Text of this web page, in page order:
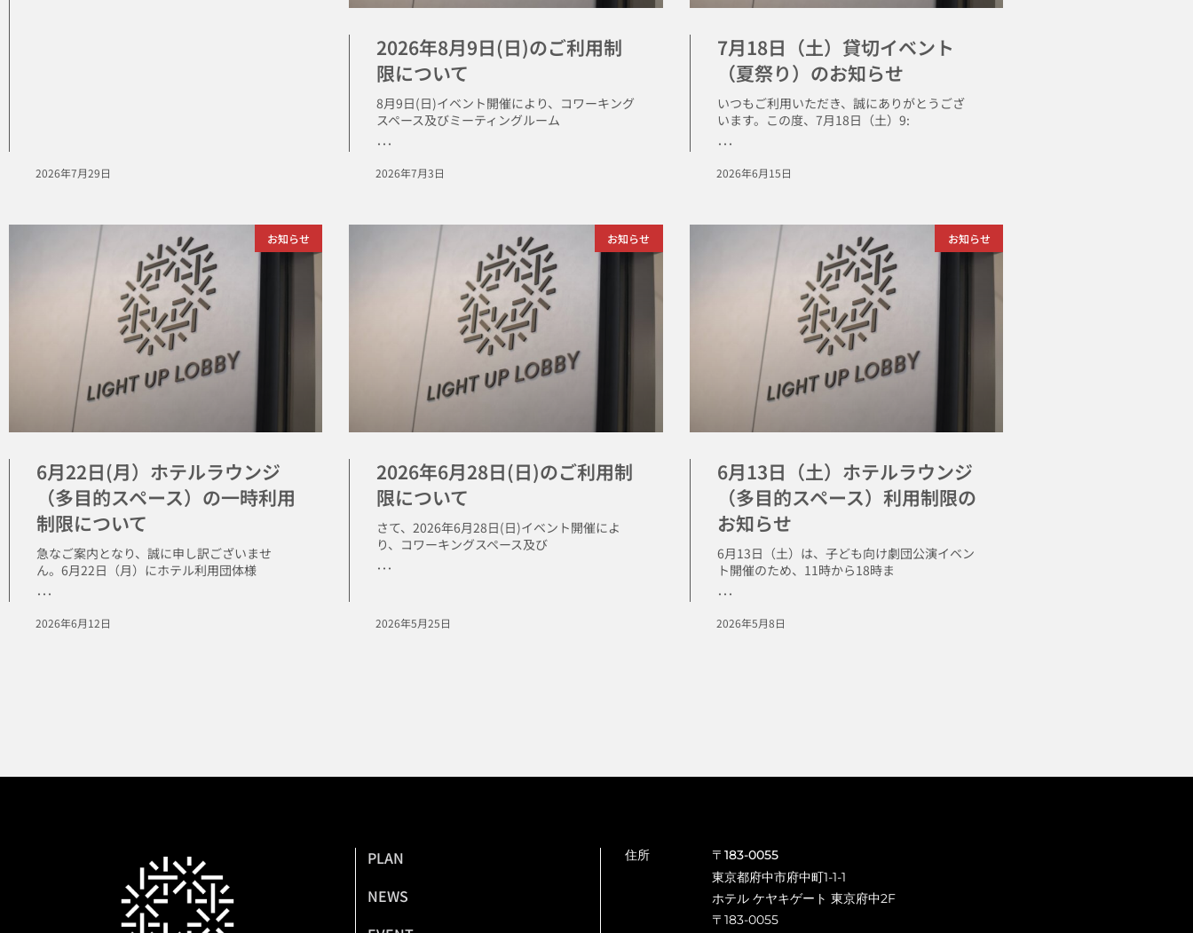
2026年7月29日
2026年8月9日(日)のご利用制
限について
8月9日(日)イベント開催により、コワーキング
スペース及びミーティングルーム
･･･
2026年7月3日
7月18日（土）貸切イベント
（夏祭り）のお知らせ
いつもご利用いただき、誠にありがとうござ
います。この度、7月18日（土）9:
･･･
2026年6月15日
お知らせ
6月22日(月）ホテルラウンジ
（多目的スペース）の一時利用
制限について
急なご案内となり、誠に申し訳ございませ
ん。6月22日（月）にホテル利用団体様
･･･
2026年6月12日
お知らせ
2026年6月28日(日)のご利用制
限について
さて、2026年6月28日(日)イベント開催によ
り、コワーキングスペース及び
･･･
2026年5月25日
お知らせ
6月13日（土）ホテルラウンジ
（多目的スペース）利用制限の
お知らせ
6月13日（土）は、子ども向け劇団公演イベン
ト開催のため、11時から18時ま
･･･
2026年5月8日
PLAN
NEWS
住所
〒183-0055
東京都府中市府中町1-1-1
ホテル ケヤキゲート 東京府中2F
〒183-0055